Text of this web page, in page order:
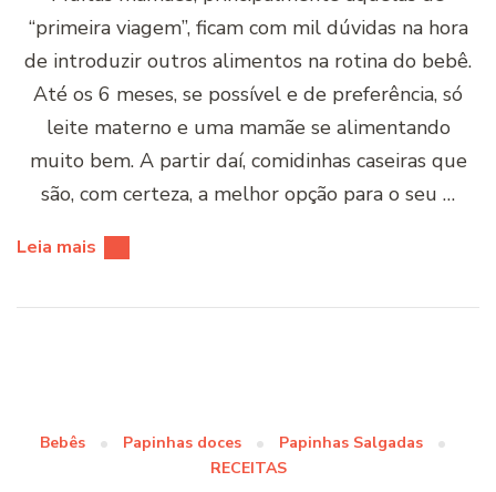
“primeira viagem”, ficam com mil dúvidas na hora
de introduzir outros alimentos na rotina do bebê.
Até os 6 meses, se possível e de preferência, só
leite materno e uma mamãe se alimentando
muito bem. A partir daí, comidinhas caseiras que
são, com certeza, a melhor opção para o seu …
Leia mais
Bebês Papinhas doces
Papinhas Salgadas
RECEITAS